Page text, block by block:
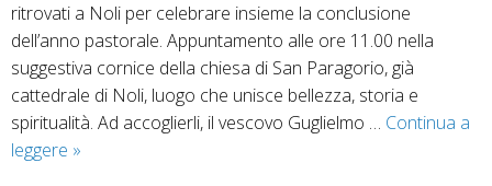
i
n
i
–
i
a
n
a
:
l
a
ritrovati a Noli per celebrare insieme la conclusione
dell’anno pastorale. Appuntamento alle ore 11.00 nella
suggestiva cornice della chiesa di San Paragorio, già
cattedrale di Noli, luogo che unisce bellezza, storia e
spiritualità. Ad accoglierli, il vescovo Guglielmo … Continua a
leggere U
»